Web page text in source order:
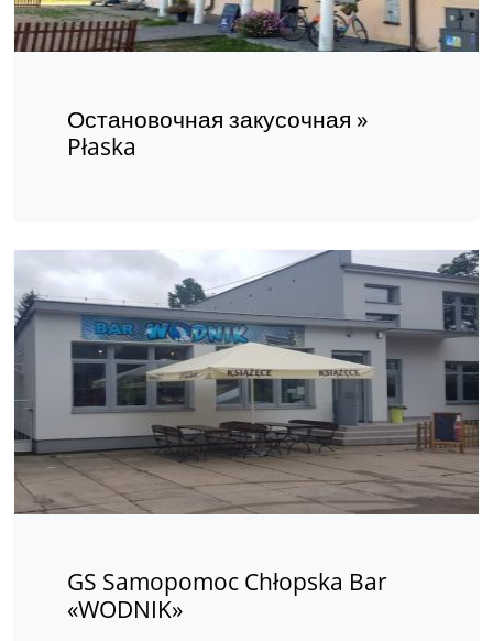
Остановочная закусочная »
Płaska
GS Samopomoc Chłopska Bar
«WODNIK»